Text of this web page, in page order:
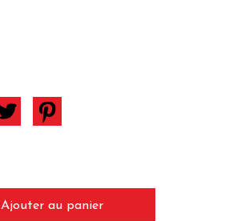
Ajouter au panier